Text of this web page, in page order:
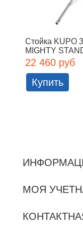
Стойка KUPO
MIGHTY
22 460 руб
Купить
МОЯ